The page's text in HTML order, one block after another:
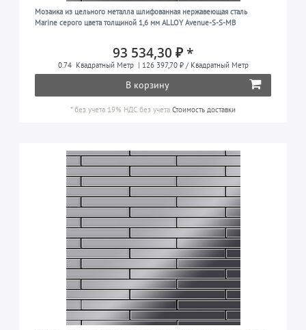
Мозаика из цельного металла шлифованная нержавеющая сталь
Marine серого цвета толщиной 1,6 мм ALLOY Avenue-S-S-MB
93 534,30 ₽ *
0.74 Квадратный Метр | 126 397,70 ₽ / Квадратный Метр
В корзину
*без учета 19% НДС без учета Стоимость доставки